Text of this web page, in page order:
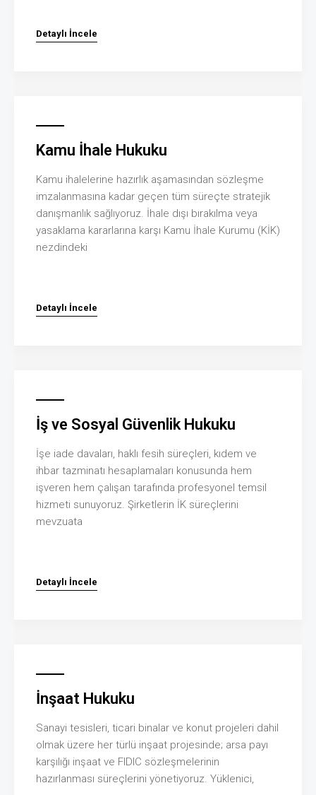
Detaylı İncele
Kamu İhale Hukuku
Kamu ihalelerine hazırlık aşamasından sözleşme
imzalanmasına kadar geçen tüm süreçte stratejik
danışmanlık sağlıyoruz. İhale dışı bırakılma veya
yasaklama kararlarına karşı Kamu İhale Kurumu (KİK)
nezdindeki
Detaylı İncele
İş ve Sosyal Güvenlik Hukuku
İşe iade davaları, haklı fesih süreçleri, kıdem ve
ihbar tazminatı hesaplamaları konusunda hem
işveren hem çalışan tarafında profesyonel temsil
hizmeti sunuyoruz. Şirketlerin İK süreçlerini
mevzuata
Detaylı İncele
İnşaat Hukuku
Sanayi tesisleri, ticari binalar ve konut projeleri dahil
olmak üzere her türlü inşaat projesinde; arsa payı
karşılığı inşaat ve FIDIC sözleşmelerinin
hazırlanması süreçlerini yönetiyoruz. Yüklenici,